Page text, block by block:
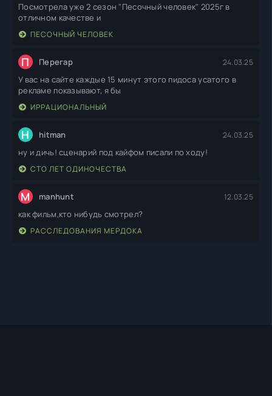
Посмотрела уже 2 сезон "Песочный человек" 2025г в
отличном качестве и
ПЕСОЧНЫЙ ЧЕЛОВЕК
П Перегар 24.03.25
У вас на сайте каждые 15 минут этого пидоса усатого в
рекламе показывают, я бы
ИРРАЦИОНАЛЬНЫЙ
H hitman 24.03.25
ну и дичь! сценарий под кайфом писали по ходу!
СТО ЛЕТ ОДИНОЧЕСТВА
M manhunt 12.03.25
как фильм,кто нибудь смотрел?
РАССЛЕДОВАНИЯ МЕРДОКА